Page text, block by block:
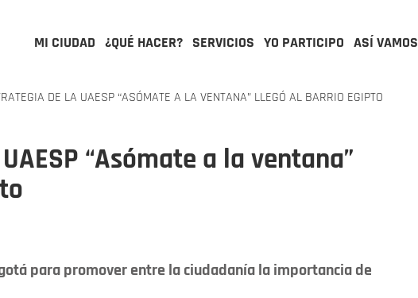
MI CIUDAD ¿QUÉ HACER? SERVICIOS YO PARTICIPO ASÍ VAMOS
DE LA UAESP “ASÓMATE A LA VENTANA” LLEGÓ AL BARRIO EGIPTO
“Asómate a la ventana”
para promover entre la ciudadanía la importancia de